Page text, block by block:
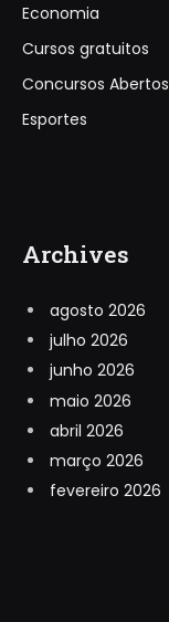
Economia
Cursos gratuitos
Concursos Abertos
Esportes
Archives
agosto 2026
julho 2026
junho 2026
maio 2026
abril 2026
março 2026
fevereiro 2026